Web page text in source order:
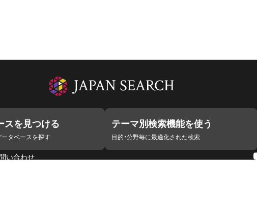
スを見つける
タベースを探す
テーマ別検索機能を使う
目的・分野毎に最適化された検索
い合わせ